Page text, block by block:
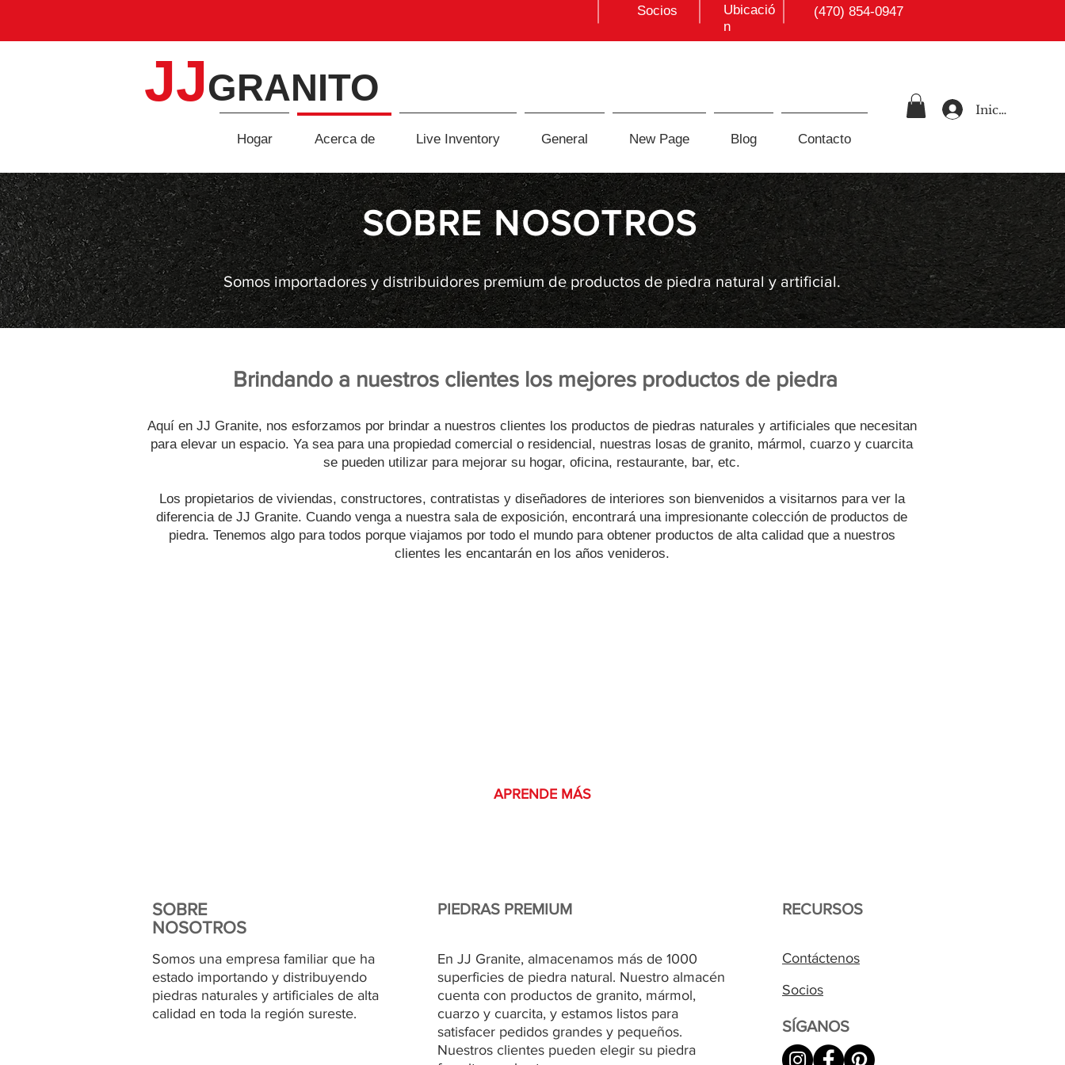
Socios
Ubicació
n
(470) 854-0947
JJGRANITO
Hogar Acerca de Live Inventory General New Page Blog Contacto
Iniciar sesión
SOBRE NOSOTROS
Somos importadores y distribuidores premium de productos de piedra natural y artificial.
Brindando a nuestros clientes los mejores productos de piedra
Aquí en JJ Granite, nos esforzamos por brindar a nuestros clientes los productos de piedras naturales y artificiales que necesitan
para elevar un espacio. Ya sea para una propiedad comercial o residencial, nuestras losas de granito, mármol, cuarzo y cuarcita
se pueden utilizar para mejorar su hogar, oficina, restaurante, bar, etc.
Los propietarios de viviendas, constructores, contratistas y diseñadores de interiores son bienvenidos a visitarnos para ver la
diferencia de JJ Granite. Cuando venga a nuestra sala de exposición, encontrará una impresionante colección de productos de
piedra. Tenemos algo para todos porque viajamos por todo el mundo para obtener productos de alta calidad que a nuestros
clientes les encantarán en los años venideros.
APRENDE MÁS
SOBRE
NOSOTROS
Somos una empresa familiar que ha
estado importando y distribuyendo
piedras naturales y artificiales de alta
calidad en toda la región sureste.
PIEDRAS PREMIUM
En JJ Granite, almacenamos más de 1000
superficies de piedra natural. Nuestro almacén
cuenta con productos de granito, mármol,
cuarzo y cuarcita, y estamos listos para
satisfacer pedidos grandes y pequeños.
Nuestros clientes pueden elegir su piedra
RECURSOS
Contáctenos
Socios
SÍGANOS